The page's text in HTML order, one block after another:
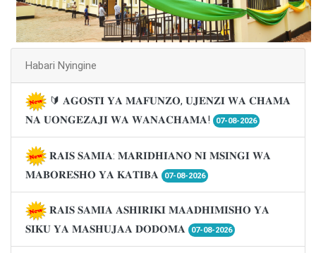
Habari Nyingine
🔰 𝐀𝐆𝐎𝐒𝐓𝐈 𝐘𝐀 𝐌𝐀𝐅𝐔𝐍𝐙𝐎, 𝐔𝐉𝐄𝐍𝐙𝐈 𝐖𝐀 𝐂𝐇𝐀𝐌𝐀
𝐍𝐀 𝐔𝐎𝐍𝐆𝐄𝐙𝐀𝐉𝐈 𝐖𝐀 𝐖𝐀𝐍𝐀𝐂𝐇𝐀𝐌𝐀!
07-08-2026
𝐑𝐀𝐈𝐒 𝐒𝐀𝐌𝐈𝐀: 𝐌𝐀𝐑𝐈𝐃𝐇𝐈𝐀𝐍𝐎 𝐍𝐈 𝐌𝐒𝐈𝐍𝐆𝐈 𝐖𝐀
𝐌𝐀𝐁𝐎𝐑𝐄𝐒𝐇𝐎 𝐘𝐀 𝐊𝐀𝐓𝐈𝐁𝐀
07-08-2026
𝐑𝐀𝐈𝐒 𝐒𝐀𝐌𝐈𝐀 𝐀𝐒𝐇𝐈𝐑𝐈𝐊𝐈 𝐌𝐀𝐀𝐃𝐇𝐈𝐌𝐈𝐒𝐇𝐎 𝐘𝐀
𝐒𝐈𝐊𝐔 𝐘𝐀 𝐌𝐀𝐒𝐇𝐔𝐉𝐀𝐀 𝐃𝐎𝐃𝐎𝐌𝐀
07-08-2026